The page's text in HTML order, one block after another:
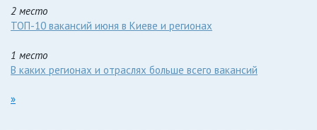
2 место
ТОП-10 вакансий июня в Киеве и регионах
1 место
В каких регионах и отраслях больше всего вакансий
»